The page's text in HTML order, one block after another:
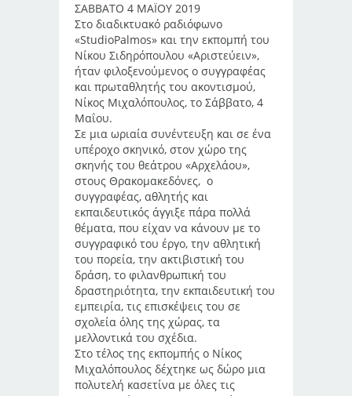
ΣΑΒΒΑΤΟ 4 ΜΑΪΟΥ 2019
Στο διαδικτυακό ραδιόφωνο
«StudioPalmos» και την εκπομπή του
Νίκου Σιδηρόπουλου «Αριστεύειν»,
ήταν φιλοξενούμενος ο συγγραφέας
και πρωταθλητής του ακοντισμού,
Νίκος Μιχαλόπουλος, το Σάββατο, 4
Μαΐου.
Σε μια ωριαία συνέντευξη και σε ένα
υπέροχο σκηνικό, στον χώρο της
σκηνής του θεάτρου «Αρχελάου»,
στους Θρακομακεδόνες, ο
συγγραφέας, αθλητής και
εκπαιδευτικός άγγιξε πάρα πολλά
θέματα, που είχαν να κάνουν με το
συγγραφικό του έργο, την αθλητική
του πορεία, την ακτιβιστική του
δράση, το φιλανθρωπική του
δραστηριότητα, την εκπαιδευτική του
εμπειρία, τις επισκέψεις του σε
σχολεία όλης της χώρας, τα
μελλοντικά του σχέδια.
Στο τέλος της εκπομπής ο Νίκος
Μιχαλόπουλος δέχτηκε ως δώρο μια
πολυτελή κασετίνα με όλες τις